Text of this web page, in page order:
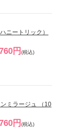
ニートリック）
円 (税込)
ミラージュ （10
円 (税込)